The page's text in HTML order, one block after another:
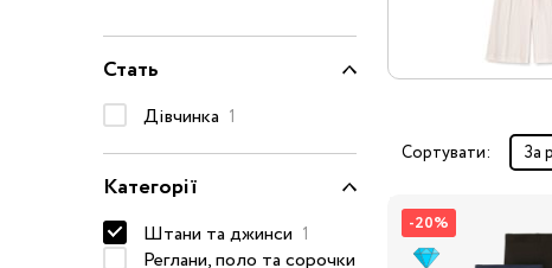
Спідня білизна
Пелюшки
Піжами та халати
Сукні та спідниці
Стать
Дівчинка 1
Категорії
Штани та джинси 1
Реглани, поло та сорочки
Сортувати:
-20%